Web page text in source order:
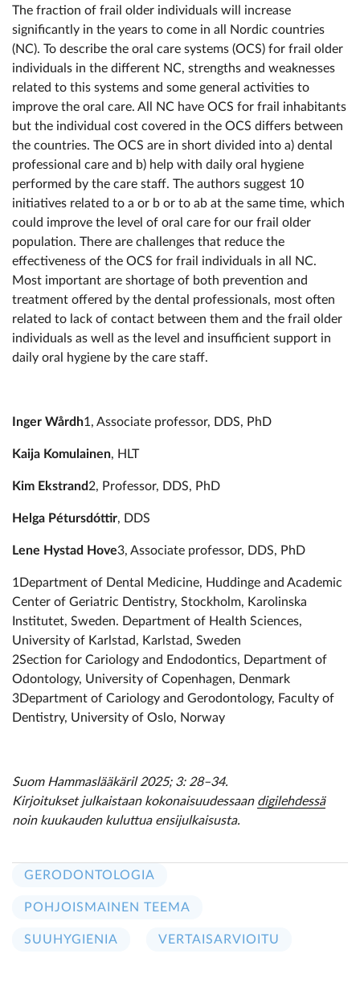
The fraction of frail older individuals will increase
significantly in the years to come in all Nordic countries
(NC). To describe the oral care systems (OCS) for frail older
individuals in the different NC, strengths and weaknesses
related to this systems and some general activities to
improve the oral care. All NC have OCS for frail inhabitants
but the individual cost covered in the OCS differs between
the countries. The OCS are in short divided into a) dental
professional care and b) help with daily oral hygiene
performed by the care staff. The authors suggest 10
initiatives related to a or b or to ab at the same time, which
could improve the level of oral care for our frail older
population. There are challenges that reduce the
effectiveness of the OCS for frail individuals in all NC.
Most important are shortage of both prevention and
treatment offered by the dental professionals, most often
related to lack of contact between them and the frail older
individuals as well as the level and insufficient support in
daily oral hygiene by the care staff.
Inger Wårdh1, Associate professor, DDS, PhD
Kaija Komulainen, HLT
Kim Ekstrand2, Professor, DDS, PhD
Helga Pétursdóttir, DDS
Lene Hystad Hove3, Associate professor, DDS, PhD
1Department of Dental Medicine, Huddinge and Academic
Center of Geriatric Dentistry, Stockholm, Karolinska
Institutet, Sweden. Department of Health Sciences,
University of Karlstad, Karlstad, Sweden
2Section for Cariology and Endodontics, Department of
Odontology, University of Copenhagen, Denmark
3Department of Cariology and Gerodontology, Faculty of
Dentistry, University of Oslo, Norway
Suom Hammaslääkäril 2025; 3: 28–34.
Kirjoitukset julkaistaan kokonaisuudessaan digilehdessä
noin kuukauden kuluttua ensijulkaisusta.
GERODONTOLOGIA
POHJOISMAINEN TEEMA
SUUHYGIENIA VERTAISARVIOITU